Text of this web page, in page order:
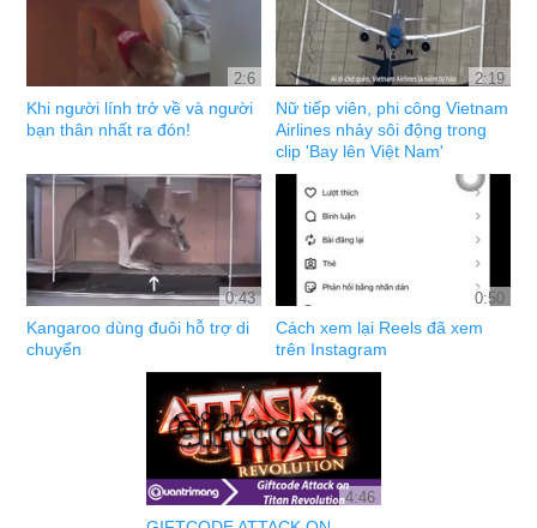
2:6
Khi người lính trở về và người
bạn thân nhất ra đón!
2:19
Nữ tiếp viên, phi công Vietnam
Airlines nhảy sôi động trong
clip 'Bay lên Việt Nam'
0:43
Kangaroo dùng đuôi hỗ trợ di
chuyển
0:50
Cách xem lại Reels đã xem
trên Instagram
4:46